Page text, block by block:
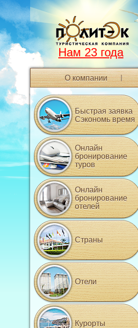
Нам 23 года
О компании
Быстрая заявка
Сэкономь время
Онлайн
бронирование
туров
Онлайн
бронирование
отелей
Страны
Отели
Курорты